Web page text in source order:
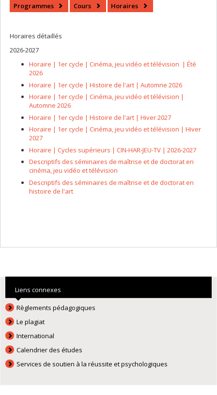
Programmes
Cours Horaires
Horaires détaillés
2026-2027
Horaire | 1er cycle | Cinéma, jeu vidéo et télévision | Été
2026
Horaire | 1er cycle | Histoire de l'art | Automne 2026
Horaire | 1er cycle | Cinéma, jeu vidéo et télévision |
Automne 2026
Horaire | 1er cycle | Histoire de l'art | Hiver 2027
Horaire | 1er cycle | Cinéma, jeu vidéo et télévision | Hiver
2027
Horaire | Cycles supérieurs | CIN-HAR-JEU-TV | 2026-2027
Descriptifs des séminaires de maîtrise et de doctorat en
cinéma, jeu vidéo et télévision
Descriptifs des séminaires de maîtrise et de doctorat en
histoire de l'art
Liens connexes
Règlements pédagogiques
Le plagiat
International
Calendrier des études
Services de soutien à la réussite et psychologiques